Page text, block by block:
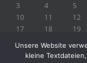
3
4 5
10
11 12
17
18 19
24
25
Unsere Website
kleine